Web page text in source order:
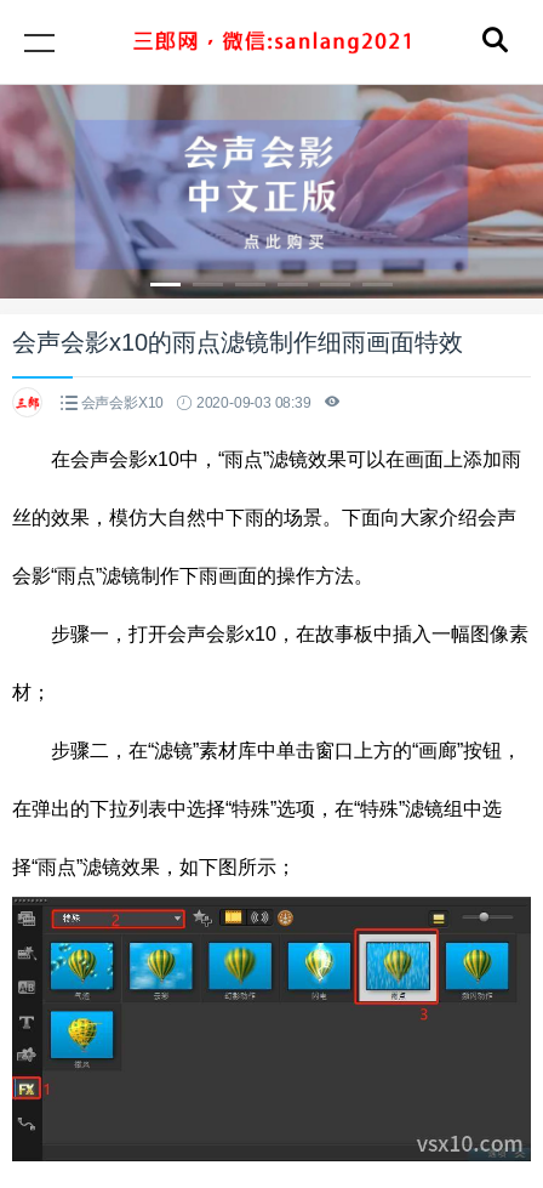
会声会影x10的雨点滤镜制作细雨画面特效
会声会影X10 2020-09-03 08:39
在会声会影x10中，“雨点”滤镜效果可以在画面上添加雨
丝的效果，模仿大自然中下雨的场景。下面向大家介绍会声
会影“雨点”滤镜制作下雨画面的操作方法。
步骤一，打开会声会影x10，在故事板中插入一幅图像素
材；
步骤二，在“滤镜”素材库中单击窗口上方的“画廊”按钮，
在弹出的下拉列表中选择“特殊”选项，在“特殊”滤镜组中选
择“雨点”滤镜效果，如下图所示；